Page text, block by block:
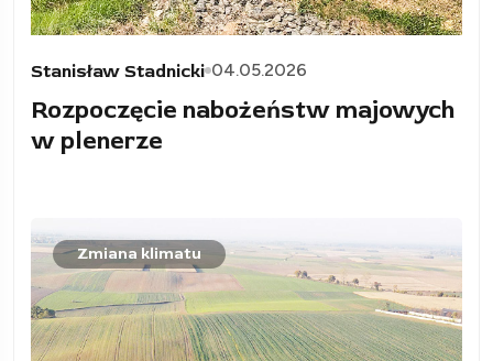
Stanisław Stadnicki 04.05.2026
Rozpoczęcie nabożeństw majowych
w plenerze
Zmiana klimatu